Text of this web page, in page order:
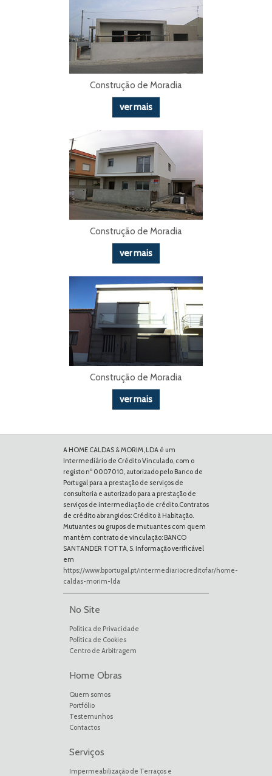
Construção de Moradia
ver mais
Construção de Moradia
ver mais
Construção de Moradia
ver mais
A HOME CALDAS & MORIM, LDA é um
Intermediário de Crédito Vinculado, com o
registo nº 0007010, autorizado pelo Banco de
Portugal para a prestação de serviços de
consultoria e autorizado para a prestação de
serviços de intermediação de crédito.Contratos
de crédito abrangidos: Crédito à Habitação.
Mutuantes ou grupos de mutuantes com quem
mantém contrato de vinculação: BANCO
SANTANDER TOTTA, S. Informação verificável
em
https://www.bportugal.pt/intermediariocreditofar/home-
caldas-morim-lda
No Site
Política de Privacidade
Política de Cookies
Centro de Arbitragem
Home Obras
Quem somos
Portfólio
Testemunhos
Contactos
Serviços
Impermeabilização de Terraços e